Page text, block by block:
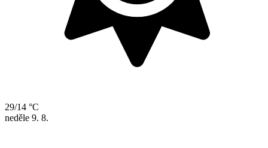
29/14 °C
neděle 9. 8.